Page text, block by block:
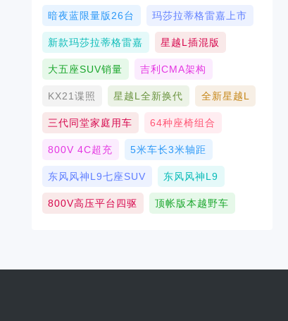
暗夜蓝限量版26台 玛莎拉蒂格雷嘉上市
新款玛莎拉蒂格雷嘉 星越L插混版
大五座SUV销量 吉利CMA架构
KX21谍照 星越L全新换代 全新星越L
三代同堂家庭用车 64种座椅组合
800V 4C超充 5米车长3米轴距
东风风神L9七座SUV 东风风神L9
800V高压平台四驱 顶帐版本越野车